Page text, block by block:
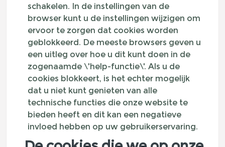
schakelen. In de instellingen van de
browser kunt u de instellingen wijzigen om
ervoor te zorgen dat cookies worden
geblokkeerd. De meeste browsers geven u
een uitleg over hoe u dit kunt doen in de
zogenaamde \'help-functie\'. Als u de
cookies blokkeert, is het echter mogelijk
dat u niet kunt genieten van alle
technische functies die onze website te
bieden heeft en dit kan een negatieve
invloed hebben op uw gebruikerservaring.